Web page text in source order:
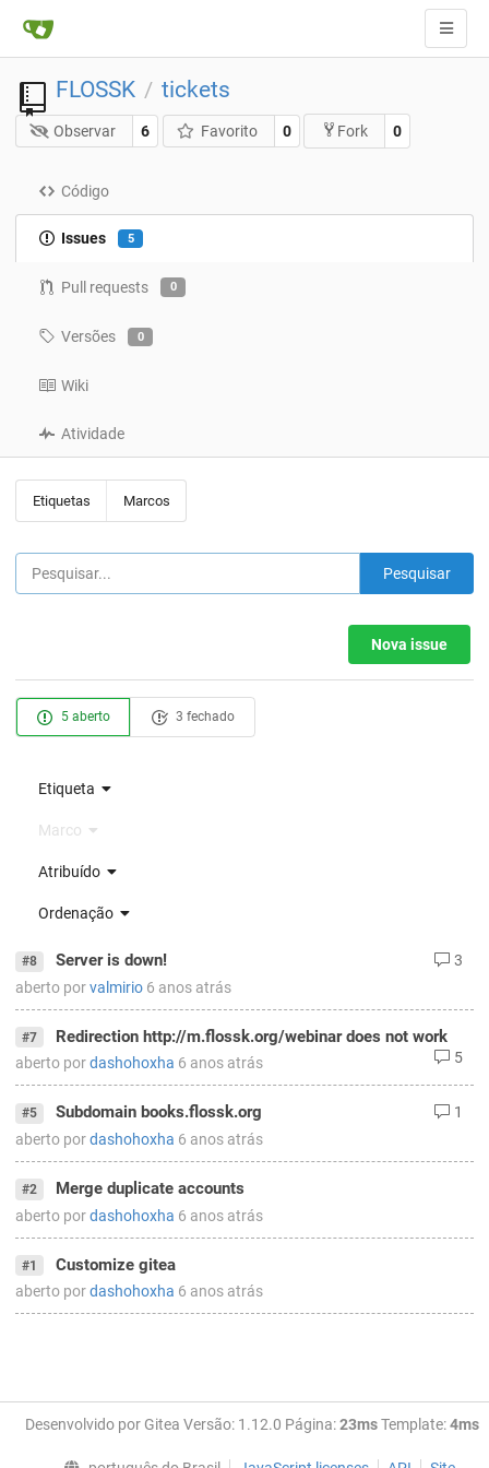
FLOSSK / tickets
Observar 6 Favorito 0 Fork 0
Código
Issues 5
Pull requests 0
Versões 0
Wiki
Atividade
Etiquetas Marcos
Pesquisar
Nova issue
5 aberto 3 fechado
Etiqueta
Marco
Atribuído
Ordenação
#8 Server is down!
3
aberto porvalmirio 6 anos atrás
#7 Redirection http://m.flossk.org/webinar does not work
5
aberto pordashohoxha 6 anos atrás
#5 Subdomain books.flossk.org
1
aberto pordashohoxha 6 anos atrás
#2 Merge duplicate accounts
aberto pordashohoxha 6 anos atrás
#1 Customize gitea
aberto pordashohoxha 6 anos atrás
Desenvolvido por Gitea Versão: 1.12.0 Página:23msTemplate:4ms